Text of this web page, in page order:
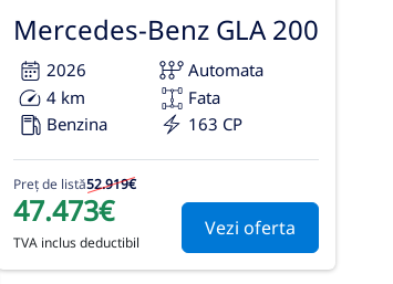
Mercedes-Benz GLA 200
2026
Automata
4 km
Fata
Benzina
163 CP
Preț de listă52.919€
47.473€
TVA inclus deductibil
Vezi oferta